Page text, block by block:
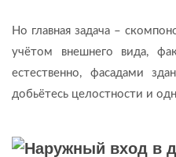
Но главная задача –
учётом внешнего вида,
естественно, фасадами
добьётесь целостности и